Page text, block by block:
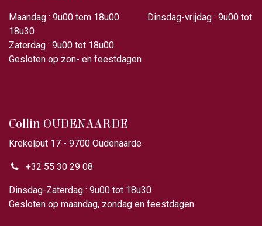
Maandag : 9u00 tem 18u00 Dinsdag-vrijdag : 9u00 tot
18u30
Zaterdag : 9u00 tot 18u00
Gesloten op zon- en feestdagen
Collin OUDENAARDE
Krekelput 17 - 9700 Oudenaarde
+32 55 30 29 08
Dinsdag-Zaterdag : 9u00 tot 18u30
Gesloten op maandag, zondag en feestdagen